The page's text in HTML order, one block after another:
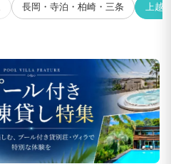
長岡・寺泊・柏崎・三条 上越